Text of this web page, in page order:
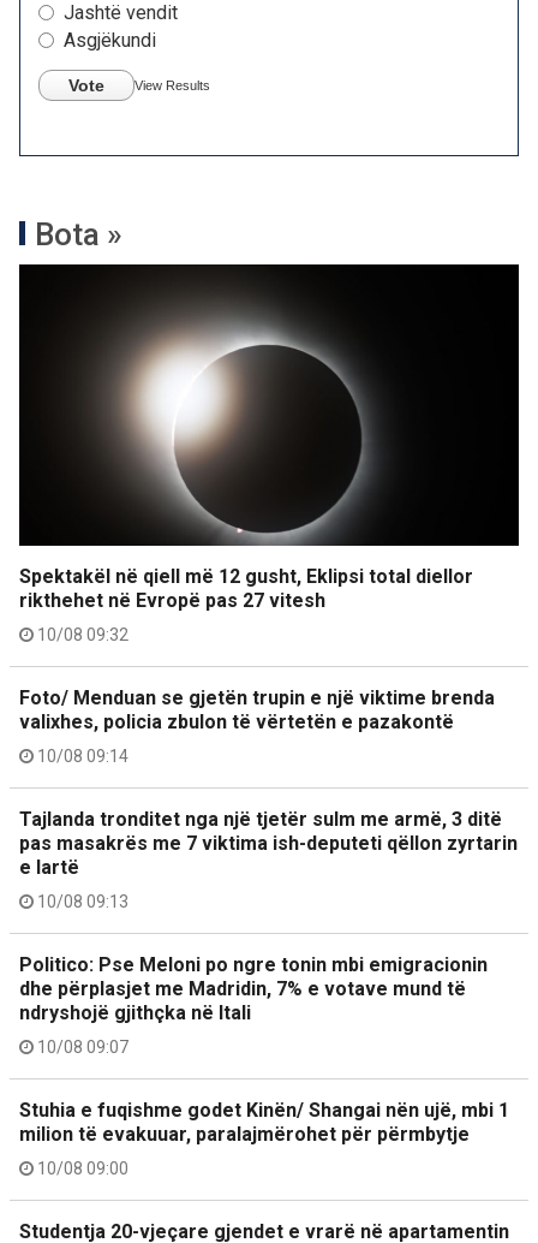
Jashtë vendit
Asgjëkundi
Vote View Results
Bota »
Spektakël në qiell më 12 gusht, Eklipsi total diellor
rikthehet në Evropë pas 27 vitesh
10/08 09:32
Foto/ Menduan se gjetën trupin e një viktime brenda
valixhes, policia zbulon të vërtetën e pazakontë
10/08 09:14
Tajlanda tronditet nga një tjetër sulm me armë, 3 ditë
pas masakrës me 7 viktima ish-deputeti qëllon zyrtarin
e lartë
10/08 09:13
Politico: Pse Meloni po ngre tonin mbi emigracionin
dhe përplasjet me Madridin, 7% e votave mund të
ndryshojë gjithçka në Itali
10/08 09:07
Stuhia e fuqishme godet Kinën/ Shangai nën ujë, mbi 1
milion të evakuuar, paralajmërohet për përmbytje
10/08 09:00
Studentja 20-vjeçare gjendet e vrarë në apartamentin